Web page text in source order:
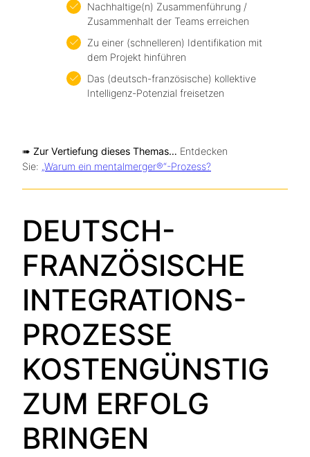
Nachhaltige(n) Zusammenführung /
Zusammenhalt der Teams erreichen
Zu einer (schnelleren) Identifikation mit
dem Projekt hinführen
Das (deutsch-französische) kollektive
Intelligenz-Potenzial freisetzen
➠ Zur Vertiefung dieses Themas… Entdecken
Sie: „Warum ein mentalmerger®“-Prozess?
DEUTSCH-
FRANZÖSISCHE
INTEGRATIONS-
PROZESSE
KOSTENGÜNSTIG
ZUM ERFOLG
BRINGEN